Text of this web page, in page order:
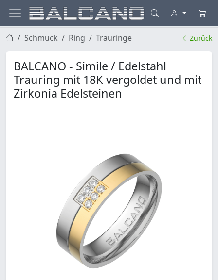
Schmuck Ring Trauringe Zurück
BALCANO - Simile / Edelstahl
Trauring mit 18K vergoldet und mit
Zirkonia Edelsteinen